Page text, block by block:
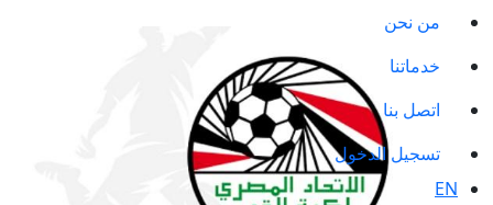
من نحن
خدماتنا
اتصل بنا
تسجيل الدخول
EN